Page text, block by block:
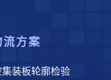
方案
装板轮廓检验